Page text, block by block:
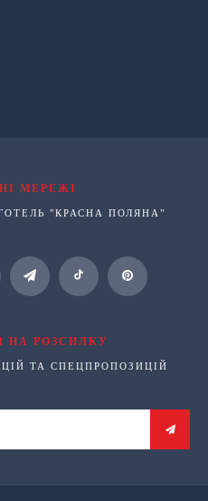
МЕРЕЖІ
"КРАСНА ПОЛЯНА"
НА РОЗСИЛКУ
ТА СПЕЦПРОПОЗИЦІЙ